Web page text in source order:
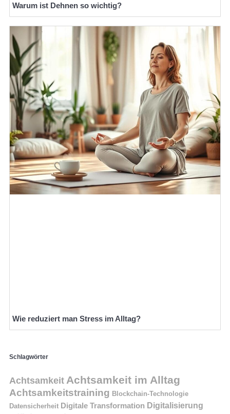
Warum ist Dehnen so wichtig?
Wie reduziert man Stress im Alltag?
Schlagwörter
Achtsamkeit Achtsamkeit im Alltag
Achtsamkeitstraining Blockchain-Technologie
Datensicherheit Digitale Transformation Digitalisierung